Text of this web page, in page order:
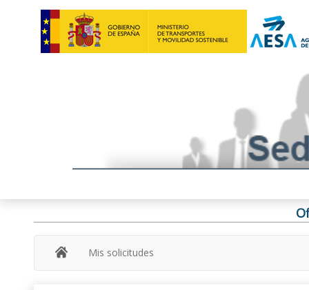
Mis solicitudes